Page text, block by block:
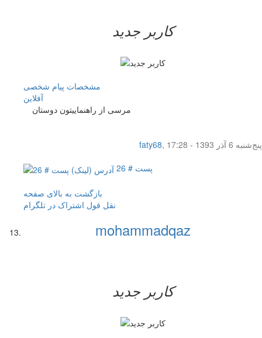
کاربر جدید
مشخصات پیام شخصی
آفلاين
مرسی از راهنماییتون دوستان
faty68,
پنج‌شنبه 6 آذر 1393 - 17:28
پست # 26
بازگشت به بالای صفحه
نقل قول اشتراک در تلگرام
mohammadqaz
کاربر جدید